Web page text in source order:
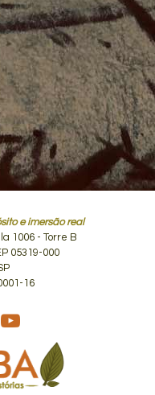
e imersão real
1006 - Torre B
05319-000
16